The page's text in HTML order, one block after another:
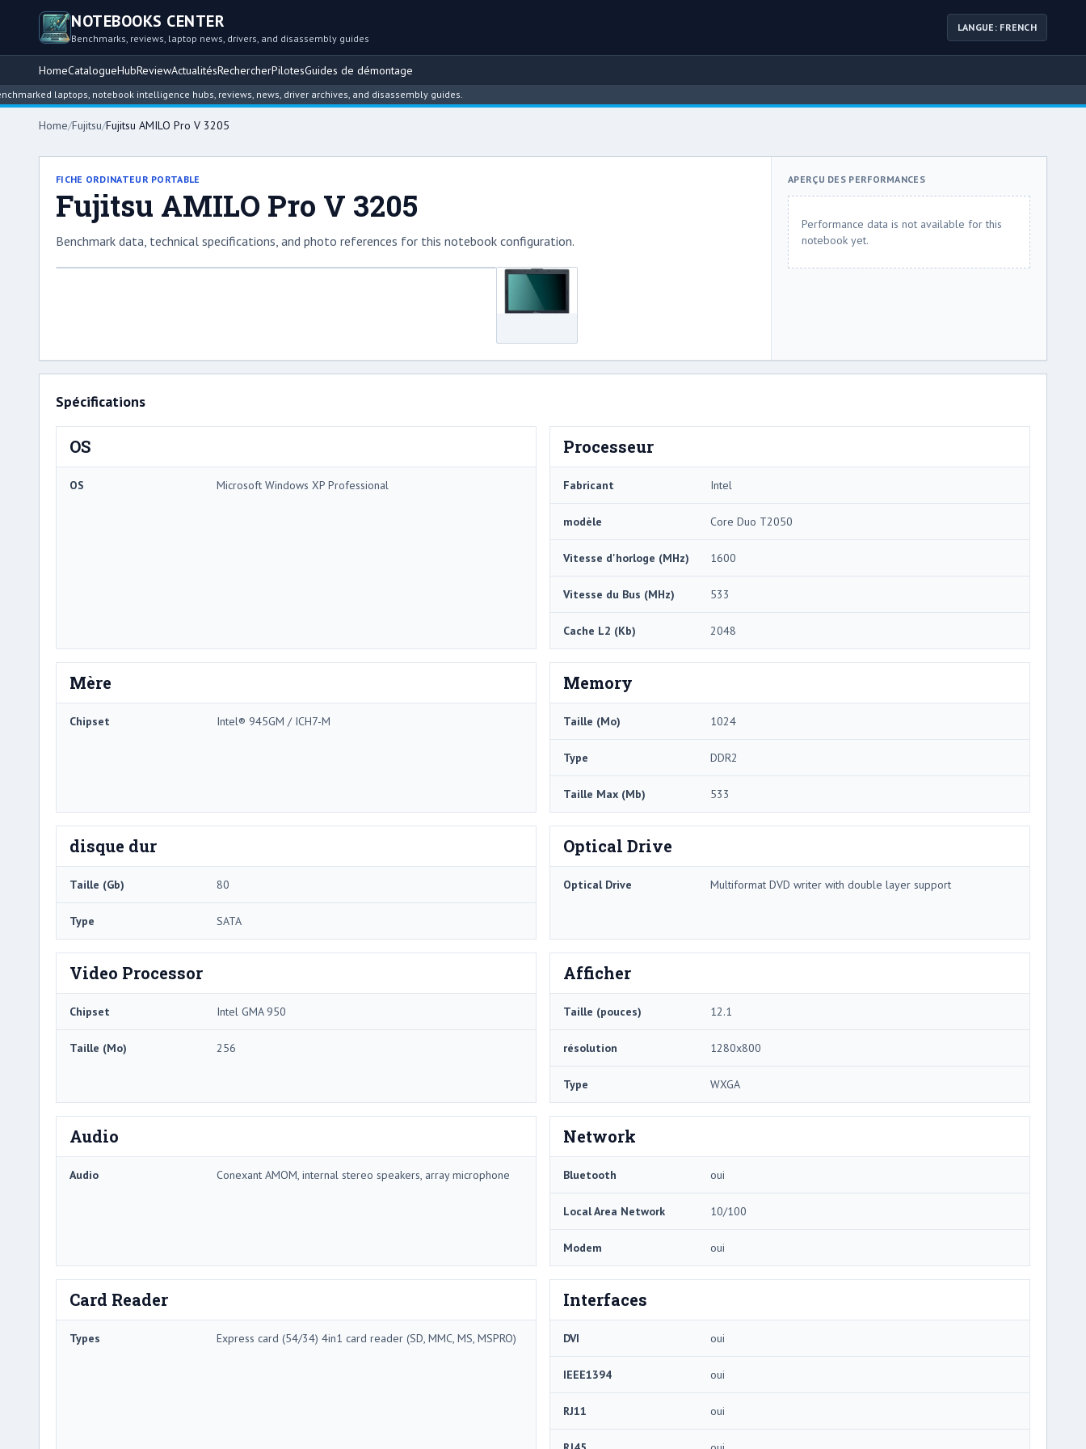
NOTEBOOKS CENTER
Benchmarks, reviews, laptop news, drivers, and disassembly guides
LANGUE: FRENCH
HomeCatalogueHubReviewActualitésRechercherPilotesGuides de démontage
laptops, notebook intelligence hubs, reviews, news, driver archives, and disassembly guides.
Home/Fujitsu/Fujitsu AMILO Pro V 3205
FICHE ORDINATEUR PORTABLE
Fujitsu AMILO Pro V 3205
Benchmark data, technical specifications, and photo references for this notebook configuration.
APERÇU DES PERFORMANCES
Performance data is not available for this
notebook yet.
Spécifications
OS
OS Microsoft Windows XP Professional
Processeur
Fabricant Intel
modèle Core Duo T2050
Vitesse d'horloge (MHz) 1600
Vitesse du Bus (MHz) 533
Cache L2 (Kb) 2048
Mère
Chipset Intel® 945GM / ICH7-M
Memory
Taille (Mo) 1024
Type DDR2
Taille Max (Mb) 533
disque dur
Taille (Gb) 80
Type SATA
Optical Drive
Optical Drive Multiformat DVD writer with double layer support
Video Processor
Chipset Intel GMA 950
Taille (Mo) 256
Afficher
Taille (pouces) 12.1
résolution 1280x800
Type WXGA
Audio
Audio Conexant AMOM, internal stereo speakers, array microphone
Network
Bluetooth oui
Local Area Network 10/100
Modem oui
Card Reader
Types Express card (54/34) 4in1 card reader (SD, MMC, MS, MSPRO)
Interfaces
DVI oui
IEEE1394 oui
RJ11 oui